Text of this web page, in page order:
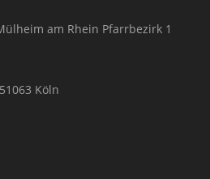
am Rhein Pfarrbezirk 1
Köln